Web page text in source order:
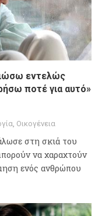
εντελώς
ποτέ για αυτό»
, Οικογένεια
στη σκιά του
να χαραχτούν
ενός ανθρώπου